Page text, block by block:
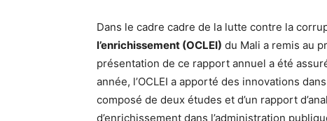
Dans le cadre cadre de la lutte contre la
l’enrichissement (OCLEI) du Mali a remis au
présentation de ce rapport annuel a été
année, l’OCLEI a apporté des innovations
composé de deux études et d’un rapport
d’enrichissement dans l’administration